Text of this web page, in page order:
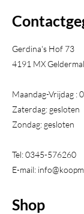
Gerdina's Hof 73
4191 MX
Maandag-Vrijdag :
Zaterdag: gesloten
Zondag: gesloten
Tel:0345-576260
E-mail:
Shop